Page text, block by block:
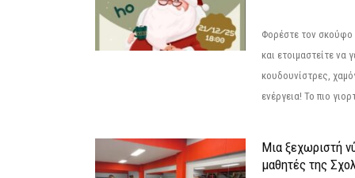
Φορέστε τον σκούφο
και ετοιμαστείτε να
κουδουνίστρες,
ενέργεια! Το πιο
Μια ξεχωριστή
μαθητές της